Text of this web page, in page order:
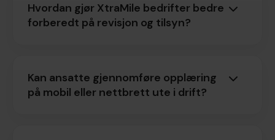
Hvordan gjør XtraMile bedrifter bedre
forberedt på revisjon og tilsyn?
Kan ansatte gjennomføre opplæring
på mobil eller nettbrett ute i drift?